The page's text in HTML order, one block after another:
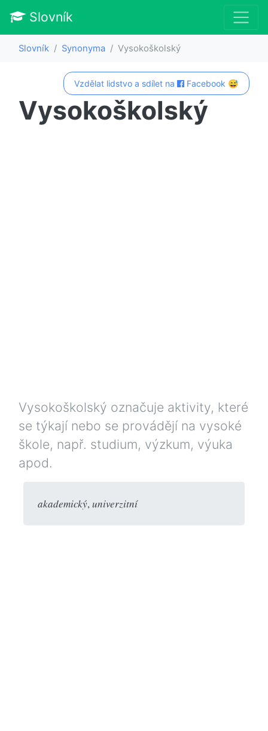
Slovník
Slovník Synonyma Vysokoškolský
Vzdělat lidstvo a sdílet na Facebook 😅
Vysokoškolský
Vysokoškolský označuje aktivity, které
se týkají nebo se provádějí na vysoké
škole, např. studium, výzkum, výuka
apod.
akademický,univerzitní